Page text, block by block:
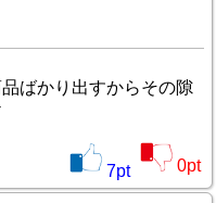
ばかり出すからその隙
7pt 0pt